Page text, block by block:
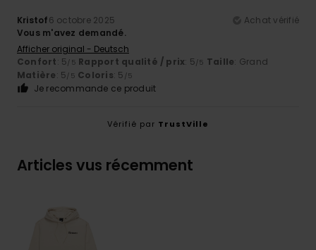
Kristof6 octobre 2025
Achat vérifié
Vous m'avez demandé.
Afficher original - Deutsch
Confort: 5/5 Rapport qualité / prix: 5/5 Taille: Grand
Matière: 5/5 Coloris: 5 /5
Je recommande ce produit
Vérifié par TrustVille
Articles vus récemment